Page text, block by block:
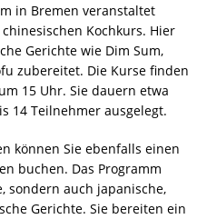
in Bremen veranstaltet
Kochkurs. Hier
Gerichte wie Dim Sum,
zubereitet. Die Kurse finden
15 Uhr. Sie dauern etwa
14 Teilnehmer ausgelegt.
können Sie ebenfalls einen
buchen. Das Programm
sondern auch japanische,
Gerichte. Sie bereiten ein